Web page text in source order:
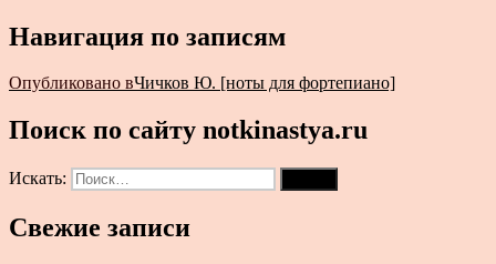
Навигация по записям
Опубликовано вЧичков Ю. [ноты для фортепиано]
Поиск по сайту notkinastya.ru
Искать:
Свежие записи